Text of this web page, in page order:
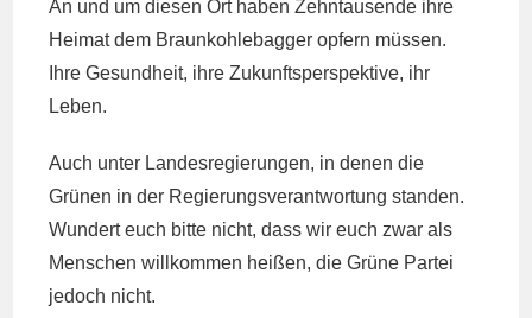
An und um diesen Ort haben Zehntausende ihre
Heimat dem Braunkohlebagger opfern müssen.
Ihre Gesundheit, ihre Zukunftsperspektive, ihr
Leben.
Auch unter Landesregierungen, in denen die
Grünen in der Regierungsverantwortung standen.
Wundert euch bitte nicht, dass wir euch zwar als
Menschen willkommen heißen, die Grüne Partei
jedoch nicht.